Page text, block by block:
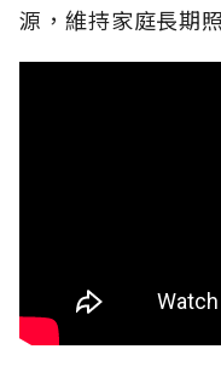
源，維持家庭長期